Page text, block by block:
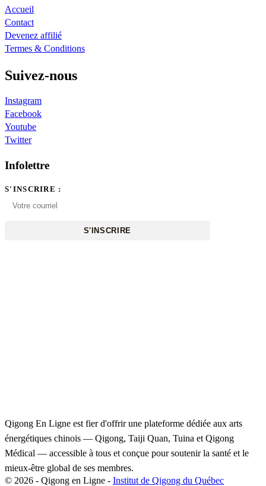
Accueil
Contact
Devenez affilié
Termes & Conditions
Suivez-nous
Instagram
Facebook
Youtube
Twitter
Infolettre
S'INSCRIRE :
S'INSCRIRE
Qigong En Ligne est fier d'offrir une plateforme dédiée aux arts
énergétiques chinois — Qigong, Taiji Quan, Tuina et Qigong
Médical — accessible à tous et conçue pour soutenir la santé et le
mieux-être global de ses membres.
© 2026 - Qigong en Ligne - Institut de Qigong du Québec